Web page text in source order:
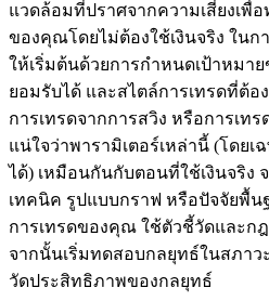
แวดล้อมที่ปราศจากความเสี่ยงเพื่
ของคุณโดยไม่ต้องใช้เงินจริง ในก
ให้เริ่มต้นด้วยการกำหนดเป้าหมาย
ยอมรับได้ และสไตล์การเทรดที่ต้อ
การเทรดจากการสวิง หรือการเท
แน่ใจว่าพารามิเตอร์เหล่านี้ (โดย
ได้) เหมือนกันกับตอนที่ใช้เงินจริง
เทคนิค รูปแบบกราฟ หรือปัจจัยพื้
การเทรดของคุณ ใช้ตัวชี้วัดและ
จากนั้นเริ่มทดสอบกลยุทธ์ในสภาว
วัดประสิทธิภาพของกลยุทธ์